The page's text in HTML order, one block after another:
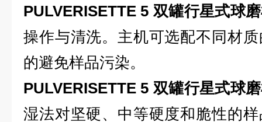
PULVERISETTE 5 双罐行星式球
操作与清洗。主机可选配不同材
的避免样品污染。
PULVERISETTE 5 双罐行星式球
湿法对坚硬、中等硬度和脆性的